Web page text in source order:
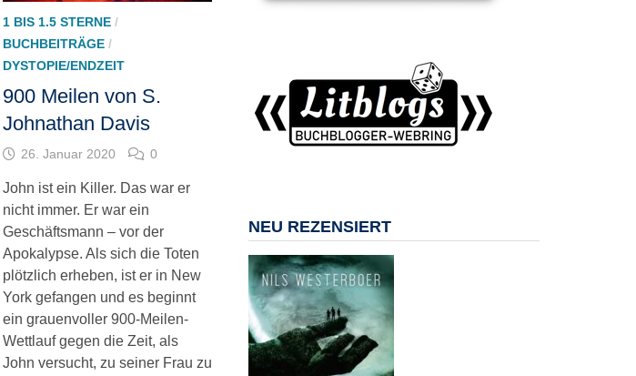
1 BIS 1.5 STERNE/
BUCHBEITRÄGE/
DYSTOPIE/ENDZEIT
900 Meilen von S.
Johnathan Davis
26. Januar 2020 0
John ist ein Killer. Das war er
nicht immer. Er war ein
Geschäftsmann – vor der
Apokalypse. Als sich die Toten
plötzlich erheben, ist er in New
York gefangen und es beginnt
ein grauenvoller 900-Meilen-
Wettlauf gegen die Zeit, als
John versucht, zu seiner Frau zu
NEU REZENSIERT